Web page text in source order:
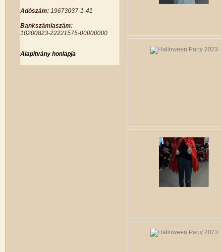
Adószám: 19673037-1-41
Bankszámlaszám:
10200823-22221575-00000000
Alapítvány honlapja